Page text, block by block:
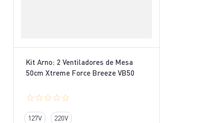
Kit Arno: 2 Ventiladores de Mesa
50cm Xtreme Force Breeze VB50
☆☆☆☆☆
127V 220V